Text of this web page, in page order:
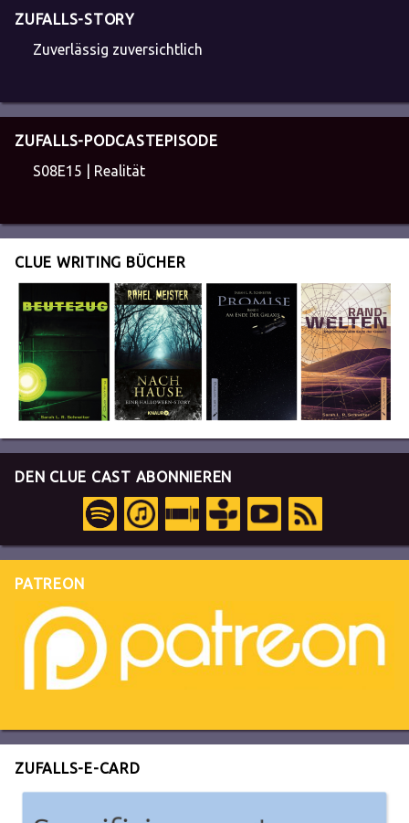
ZUFALLS-STORY
Zuverlässig zuversichtlich
ZUFALLS-PODCASTEPISODE
S08E15 | Realität
CLUE WRITING BÜCHER
DEN CLUE CAST ABONNIEREN
PATREON
ZUFALLS-E-CARD